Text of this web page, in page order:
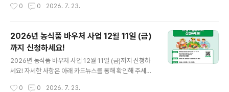
0 0 2026. 7. 23.
2026년 농식품 바우처 사업 12월 11일 (금)
까지 신청하세요!
2026년 농식품 바우처 사업 12월 11일 (금)까지 신청하
세요! 자세한 사항은 아래 카드뉴스를 통해 확인해 주세요.
0 0 2026. 7. 23.